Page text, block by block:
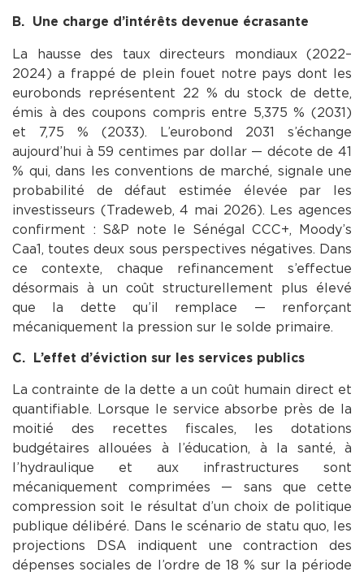
B. Une charge d’intérêts devenue écrasante
La hausse des taux directeurs mondiaux (2022–
2024) a frappé de plein fouet notre pays dont les
eurobonds représentent 22 % du stock de dette,
émis à des coupons compris entre 5,375 % (2031)
et 7,75 % (2033). L’eurobond 2031 s’échange
aujourd’hui à 59 centimes par dollar — décote de 41
% qui, dans les conventions de marché, signale une
probabilité de défaut estimée élevée par les
investisseurs (Tradeweb, 4 mai 2026). Les agences
confirment : S&P note le Sénégal CCC+, Moody’s
Caa1, toutes deux sous perspectives négatives. Dans
ce contexte, chaque refinancement s’effectue
désormais à un coût structurellement plus élevé
que la dette qu’il remplace — renforçant
mécaniquement la pression sur le solde primaire.
C. L’effet d’éviction sur les services publics
La contrainte de la dette a un coût humain direct et
quantifiable. Lorsque le service absorbe près de la
moitié des recettes fiscales, les dotations
budgétaires allouées à l’éducation, à la santé, à
l’hydraulique et aux infrastructures sont
mécaniquement comprimées — sans que cette
compression soit le résultat d’un choix de politique
publique délibéré. Dans le scénario de statu quo, les
projections DSA indiquent une contraction des
dépenses sociales de l’ordre de 18 % sur la période